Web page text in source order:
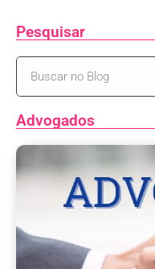
Pesquisar
Advogados